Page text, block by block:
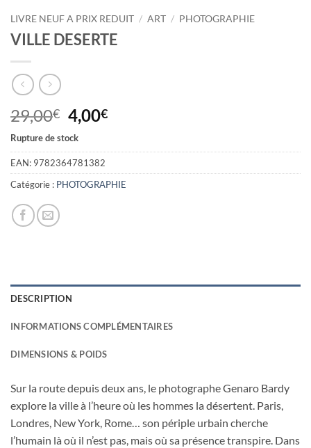
LIVRE NEUF A PRIX REDUIT / ART / PHOTOGRAPHIE
VILLE DESERTE
29,00€ Le
prix
initial
était :
29,00€.
4,00€Le
actuel
4,00€.
Rupture de stock
EAN: 9782364781382
Catégorie : PHOTOGRAPHIE
DESCRIPTION
INFORMATIONS COMPLÉMENTAIRES
DIMENSIONS & POIDS
Sur la route depuis deux ans, le photographe Genaro Bardy
explore la ville à l’heure où les hommes la désertent. Paris,
Londres, New York, Rome… son périple urbain cherche
l’humain là où il n’est pas, mais où sa présence transpire. Dans